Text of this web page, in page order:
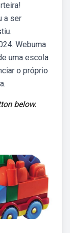
a ser
Webuma
uma escola
o próprio
below.